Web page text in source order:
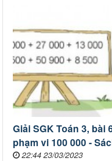
Giải SGK Toán 3, bài
phạm vi 100 000 -
22:44 23/03/2023